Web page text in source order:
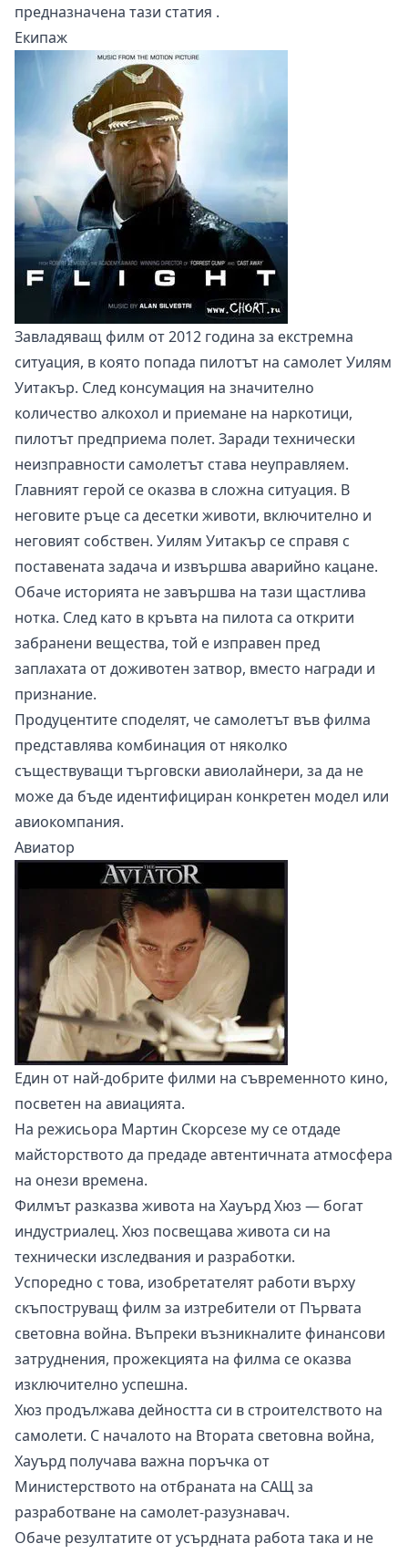
предназначена тази статия .
Екипаж
Завладяващ филм от 2012 година за екстремна
ситуация, в която попада пилотът на самолет Уилям
Уитакър. След консумация на значително
количество алкохол и приемане на наркотици,
пилотът предприема полет. Заради технически
неизправности самолетът става неуправляем.
Главният герой се оказва в сложна ситуация. В
неговите ръце са десетки животи, включително и
неговият собствен. Уилям Уитакър се справя с
поставената задача и извършва аварийно кацане.
Обаче историята не завършва на тази щастлива
нотка. След като в кръвта на пилота са открити
забранени вещества, той е изправен пред
заплахата от доживотен затвор, вместо награди и
признание.
Продуцентите споделят, че самолетът във филма
представлява комбинация от няколко
съществуващи търговски авиолайнери, за да не
може да бъде идентифициран конкретен модел или
авиокомпания.
Авиатор
Един от най-добрите филми на съвременното кино,
посветен на авиацията.
На режисьора Мартин Скорсезе му се отдаде
майсторството да предаде автентичната атмосфера
на онези времена.
Филмът разказва живота на Хауърд Хюз — богат
индустриалец. Хюз посвещава живота си на
технически изследвания и разработки.
Успоредно с това, изобретателят работи върху
скъпоструващ филм за изтребители от Първата
световна война. Въпреки възникналите финансови
затруднения, прожекцията на филма се оказва
изключително успешна.
Хюз продължава дейността си в строителството на
самолети. С началото на Втората световна война,
Хауърд получава важна поръчка от
Министерството на отбраната на САЩ за
разработване на самолет-разузнавач.
Обаче резултатите от усърдната работа така и не